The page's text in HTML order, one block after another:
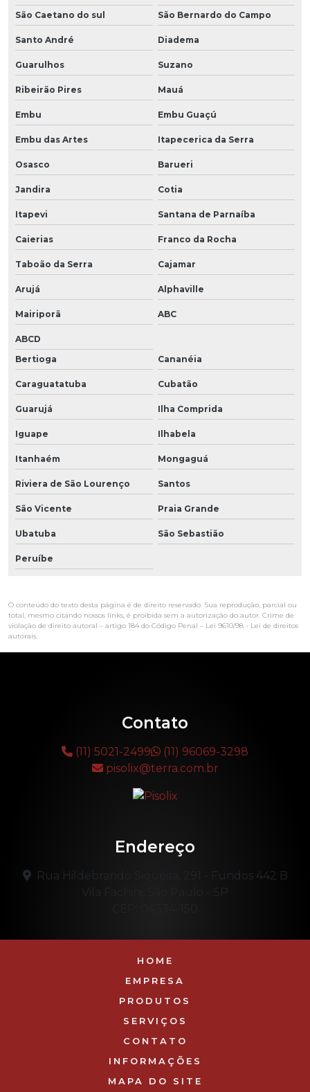
São Caetano do sul
São Bernardo do Campo
Santo André Diadema
Guarulhos Suzano
Ribeirão Pires Mauá
Embu Embu Guaçú
Embu das Artes Itapecerica da Serra
Osasco Barueri
Jandira Cotia
Itapevi Santana de Parnaíba
Caierias Franco da Rocha
Taboão da Serra Cajamar
Arujá Alphaville
Mairiporã ABC
ABCD
Bertioga
Cananéia
Caraguatatuba Cubatão
Guarujá Ilha Comprida
Iguape Ilhabela
Itanhaém Mongaguá
Riviera de São Lourenço Santos
São Vicente Praia Grande
Ubatuba São Sebastião
Peruíbe
O conteúdo do texto desta página é de direito reservado. Sua reprodução, parcial ou
total, mesmo citando nossos links, é proibida sem a autorização do autor. Crime de
violação de direito autoral – artigo 184 do Código Penal – Lei 9610/98 - Lei de direitos
autorais
Contato
(11) 5021-2499
(11) 96069-3298
pisolix@terra.com.br
Endereço
Rua Hildebrando Siqueira, 291 - Fundos 442 B
Vila Fachini, São Paulo - SP
HOME
EMPRESA
PRODUTOS
SERVIÇOS
CONTATO
INFORMAÇÕES
MAPA DO SITE